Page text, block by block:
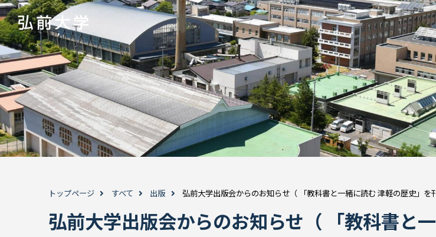
トップページ すべて 出版 弘前大学出版会からのお知らせ（ 「教科書と一緒に読む 津軽の歴史」を
弘前大学出版会からのお知らせ（ 「教科書と